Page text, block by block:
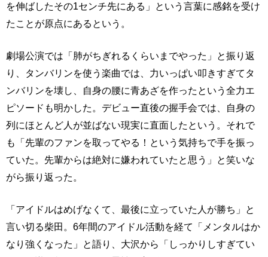
を伸ばしたその1センチ先にある」という言葉に感銘を受け
たことが原点にあるという。
劇場公演では「肺がちぎれるくらいまでやった」と振り返
り、タンバリンを使う楽曲では、力いっぱい叩きすぎてタ
ンバリンを壊し、自身の腰に青あざを作ったという全力エ
ピソードも明かした。デビュー直後の握手会では、自身の
列にほとんど人が並ばない現実に直面したという。それで
も「先輩のファンを取ってやる！という気持ちで手を振っ
ていた。先輩からは絶対に嫌われていたと思う」と笑いな
がら振り返った。
「アイドルはめげなくて、最後に立っていた人が勝ち」と
言い切る柴田。6年間のアイドル活動を経て「メンタルはか
なり強くなった」と語り、大沢から「しっかりしすぎてい